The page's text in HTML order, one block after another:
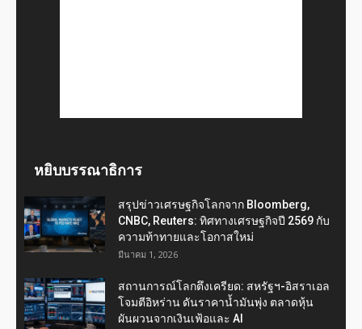
หยิบบรรณาธิการ
สรุปข่าวเศรษฐกิจโลกจาก Bloomberg,
CNBC, Reuters: ทิศทางเศรษฐกิจปี 2569 กับ
ความท้าทายและโอกาสใหม่
มีนาคม 1, 2026
สถานการณ์โลกตึงเครียด: สหรัฐฯ-อิสราเอล
โจมตีอิหร่าน ดันราคาน้ำมันพุ่ง ตลาดหุ้น
ผันผวนจากเงินเฟ้อและ AI